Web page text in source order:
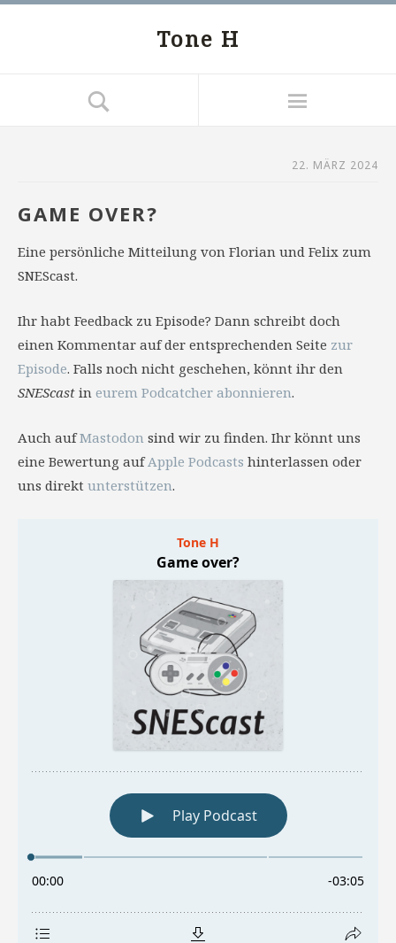
Tone H
22. MÄRZ 2024
GAME OVER?
Eine persönliche Mitteilung von Florian und Felix zum
SNEScast.
Ihr habt Feedback zu Episode? Dann schreibt doch
einen Kommentar auf der entsprechenden Seite zur
Episode. Falls noch nicht geschehen, könnt ihr den
SNEScast in eurem Podcatcher abonnieren.
Auch aufMastodon sind wir zu finden. Ihr könnt uns
eine Bewertung aufApple Podcasts hinterlassen oder
uns direkt unterstützen.